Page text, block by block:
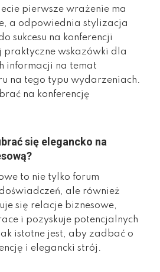
pierwsze wrażenie ma
a odpowiednia stylizacja
sukcesu na konferencji
praktyczne wskazówki dla
informacji na temat
na tego typu wydarzeniach.
na konferencję
się elegancko na
to nie tylko forum
ale również
się relacje biznesowe,
i pozyskuje potencjalnych
istotne jest, aby zadbać o
i elegancki strój.